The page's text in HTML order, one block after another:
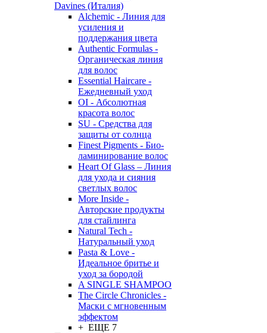
Davines (Италия)
Alchemic - Линия для
усиления и
поддержания цвета
Authentic Formulas -
Органическая линия
для волос
Essential Haircare -
Eжедневный уход
OI - Абсолютная
красота волос
SU - Средства для
защиты от солнца
Finest Pigments - Био-
ламинирование волос
Heart Of Glass – Линия
для ухода и сияния
светлых волос
More Inside -
Авторские продукты
для стайлинга
Natural Tech -
Натуральный уход
Pasta & Love -
Идеальное бритье и
уход за бородой
A SINGLE SHAMPOO
The Circle Chronicles -
Маски с мгновенным
эффектом
+ ЕЩЕ 7